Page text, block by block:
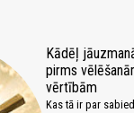
Kādēļ
pirms
vērtībām
Kas tā ir par